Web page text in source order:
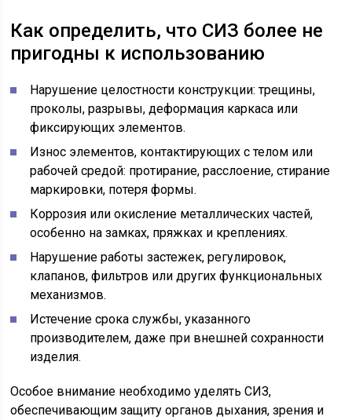
Как определить, что СИЗ более не
пригодны к использованию
Нарушение целостности конструкции: трещины,
проколы, разрывы, деформация каркаса или
фиксирующих элементов.
Износ элементов, контактирующих с телом или
рабочей средой: протирание, расслоение, стирание
маркировки, потеря формы.
Коррозия или окисление металлических частей,
особенно на замках, пряжках и креплениях.
Нарушение работы застежек, регулировок,
клапанов, фильтров или других функциональных
механизмов.
Истечение срока службы, указанного
производителем, даже при внешней сохранности
изделия.
Особое внимание необходимо уделять СИЗ,
обеспечивающим защиту органов дыхания, зрения и